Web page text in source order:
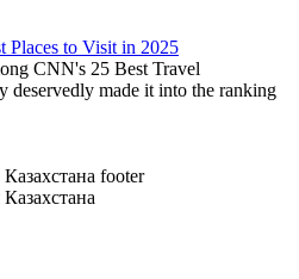
Places to Visit in 2025
CNN's 25 Best Travel
deservedly made it into the ranking